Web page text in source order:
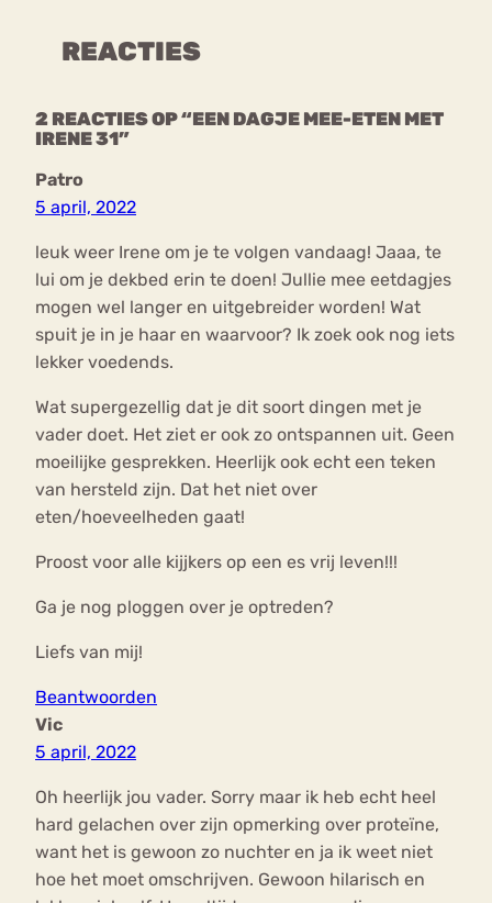
REACTIES
2 REACTIES OP “EEN DAGJE MEE-ETEN MET
IRENE 31”
Patro
5 april, 2022
leuk weer Irene om je te volgen vandaag! Jaaa, te
lui om je dekbed erin te doen! Jullie mee eetdagjes
mogen wel langer en uitgebreider worden! Wat
spuit je in je haar en waarvoor? Ik zoek ook nog iets
lekker voedends.
Wat supergezellig dat je dit soort dingen met je
vader doet. Het ziet er ook zo ontspannen uit. Geen
moeilijke gesprekken. Heerlijk ook echt een teken
van hersteld zijn. Dat het niet over
eten/hoeveelheden gaat!
Proost voor alle kijjkers op een es vrij leven!!!
Ga je nog ploggen over je optreden?
Liefs van mij!
Beantwoorden
Vic
5 april, 2022
Oh heerlijk jou vader. Sorry maar ik heb echt heel
hard gelachen over zijn opmerking over proteïne,
want het is gewoon zo nuchter en ja ik weet niet
hoe het moet omschrijven. Gewoon hilarisch en